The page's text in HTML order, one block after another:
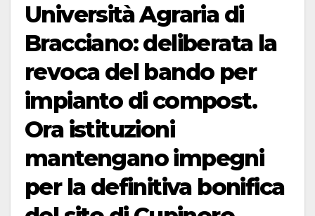
Università Agraria di
Bracciano: deliberata la
revoca del bando per
impianto di compost.
Ora istituzioni
mantengano impegni
per la definitiva bonifica